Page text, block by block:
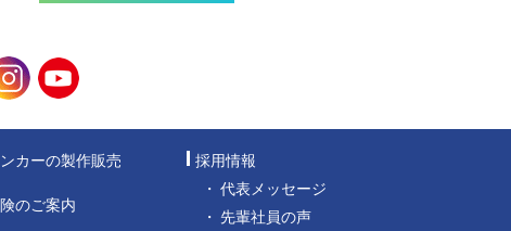
カーの製作販売
のご案内
採用情報
代表メッセージ
先輩社員の声